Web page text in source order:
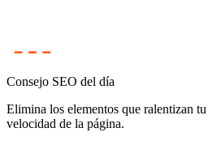
Consejo SEO del día
Elimina los elementos que ralentizan
velocidad de la página.